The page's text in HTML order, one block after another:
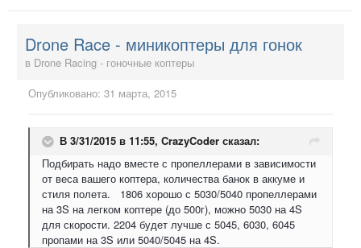
Drone Race - миникоптеры для гонок
в Drone Racing - гоночные коптеры
Опубликовано: 31 марта, 2015
В 3/31/2015 в 11:55, CrazyCoder сказал:
Подбирать надо вместе с пропеллерами в зависимости
от веса вашего коптера, количества банок в аккуме и
стиля полета. 1806 хорошо с 5030/5040 пропеллерами
на 3S на легком коптере (до 500г), можно 5030 на 4S
для скорости. 2204 будет лучше с 5045, 6030, 6045
пропами на 3S или 5040/5045 на 4S.